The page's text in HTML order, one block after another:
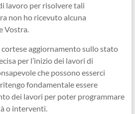
lavoro per risolvere tali
non ho ricevuto alcuna
Vostra.
aggiornamento sullo stato
per l’inizio dei lavori di
che possono esserci
fondamentale essere
dei lavori per poter programmare
o interventi.